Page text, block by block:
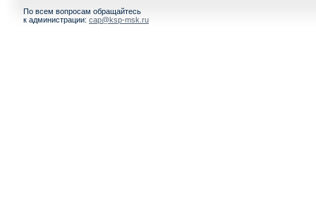
По всем вопросам обращайтесь
к администрации: cap@ksp-msk.ru